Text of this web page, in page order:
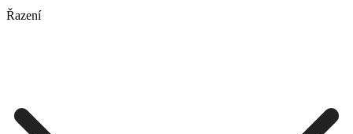
Řazení